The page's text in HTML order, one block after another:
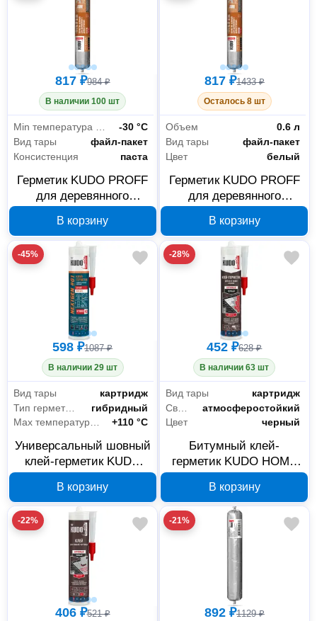
817 ₽984 ₽
В наличии 100 шт
-30 °С
Вид тары
файл-пакет
Консистенция
паста
Герметик KUDO PROFF
для деревянного
600 мл KSP-365
В корзину
817 ₽1433 ₽
Осталось 8 шт
Объем
0.6 л
Вид тары
файл-пакет
Цвет
белый
Герметик KUDO PROFF
для деревянного
600 мл KSP-361
В корзину
-45%
598 ₽1087 ₽
В наличии 29 шт
Вид тары
картридж
Тип герметика
гибридный
Max температура эксплуатации
+110 °С
Универсальный шовный
клей-герметик KUDO
В корзину
-28%
452 ₽628 ₽
В наличии 63 шт
Вид тары
картридж
Свойства
атмосферостойкий
Цвет
черный
Битумный клей-
герметик KUDO HOME
черный, 280 мл
В корзину
-22%
406 ₽521 ₽
-21%
892 ₽1129 ₽